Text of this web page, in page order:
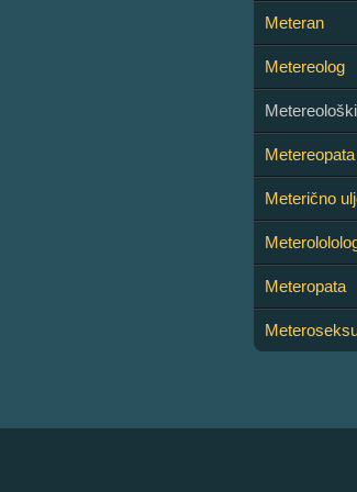
Meteran
Metereolog
Metereopata
Meterično
Meteropata